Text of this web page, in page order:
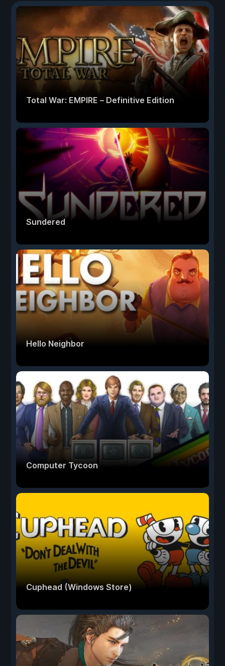
Total War: EMPIRE – Definitive Edition
Sundered
Hello Neighbor
Computer Tycoon
Cuphead (Windows Store)